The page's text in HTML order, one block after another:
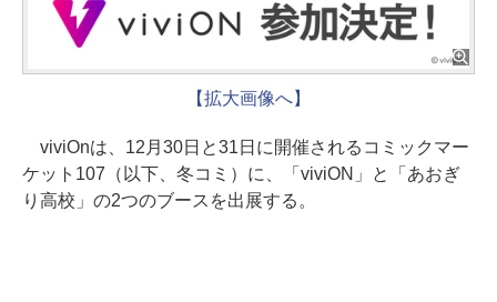
【拡大画像へ】
viviOnは、12月30日と31日に開催されるコミックマー
ケット107（以下、冬コミ）に、「viviON」と「あおぎ
り高校」の2つのブースを出展する。